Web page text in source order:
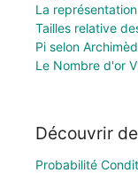
La
Tailles relative
Pi selon
Le Nombre d'or
Découvrir
Probabilité